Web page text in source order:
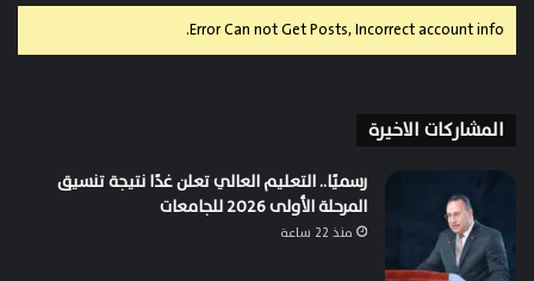
Error Can not Get Posts, Incorrect account info.
المشاركات الاخيرة
رسميًا.. التعليم العالي تعلن غدًا نتيجة تنسيق
المرحلة الأولى 2026 للجامعات
منذ 22 ساعة